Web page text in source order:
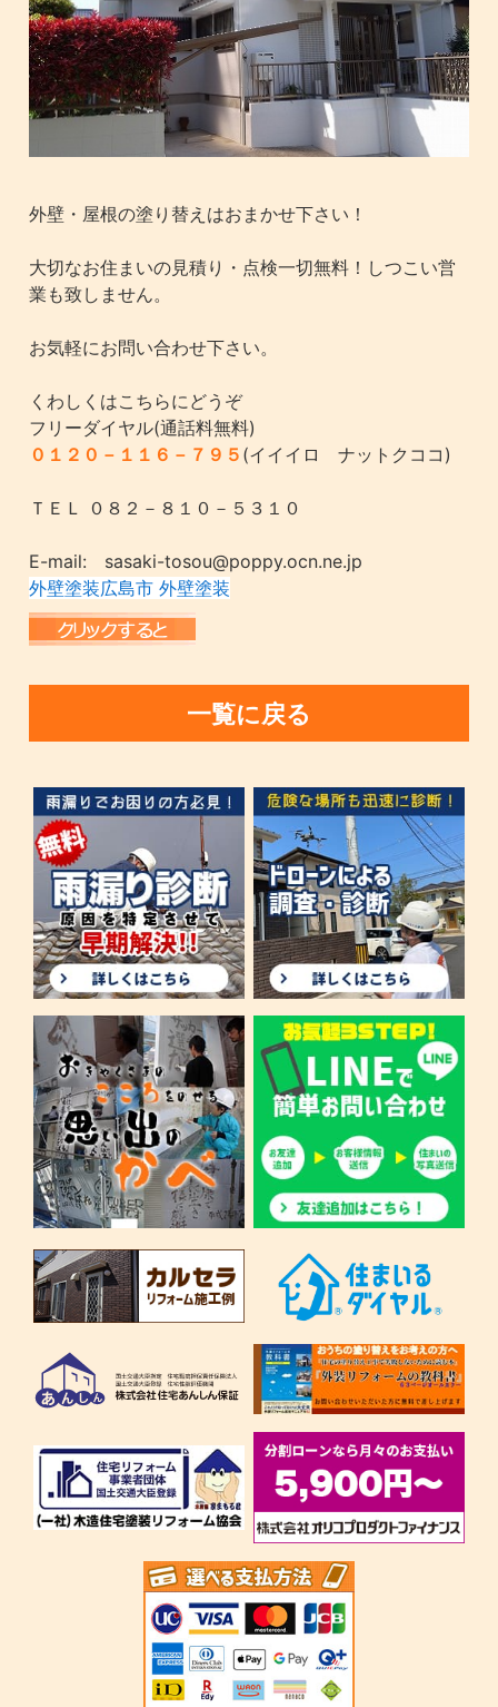
外壁・屋根の塗り替えはおまかせ下さい！
大切なお住まいの見積り・点検一切無料！しつこい営
業も致しません。
お気軽にお問い合わせ下さい。
くわしくはこちらにどうぞ
フリーダイヤル(通話料無料)
０１２０－１１６－７９５ (イイイロ ナットクココ)
ＴＥＬ ０８２－８１０－５３１０
E-mail: sasaki-tosou@poppy.ocn.ne.jp
外壁塗装広島市 外壁塗装
一覧に戻る